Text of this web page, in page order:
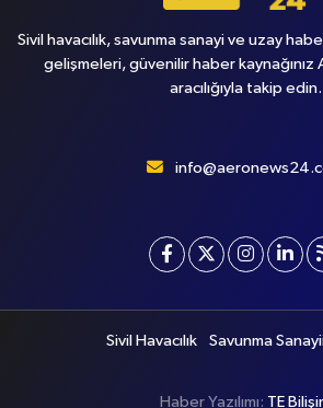
Sivil havacılık, savunma sanayi ve uzay
gelişmeleri, güvenilir haber
aracılığıyla takip edin.
Sivil Havacılık Savunma
Haber Yazılımı: TE